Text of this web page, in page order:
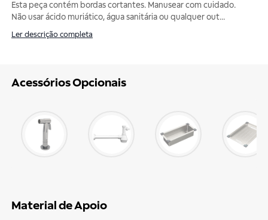
Esta peça contém bordas cortantes. Manusear com cuidado.
Não usar ácido muriático, água sanitária ou qualquer out...
Ler descrição completa
Acessórios Opcionais
Material de Apoio